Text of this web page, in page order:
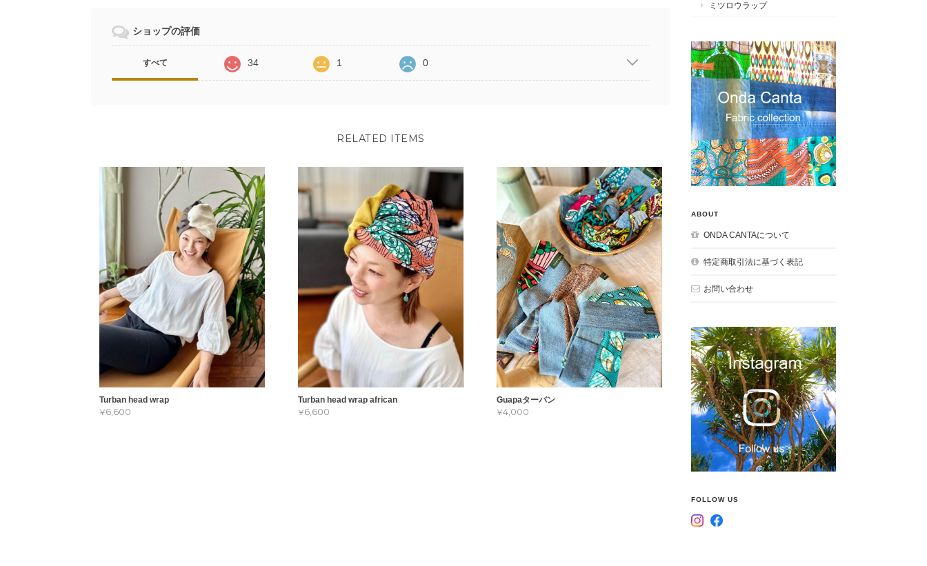
ショップの評価
すべて 34 1 0
RELATED ITEMS
Turban head wrap
¥6,600
Turban head wrap african
¥6,600
Guapaターバン
¥4,000
ミツロウラップ
ABOUT
ONDA CANTAについて
特定商取引法に基づく表記
お問い合わせ
FOLLOW US